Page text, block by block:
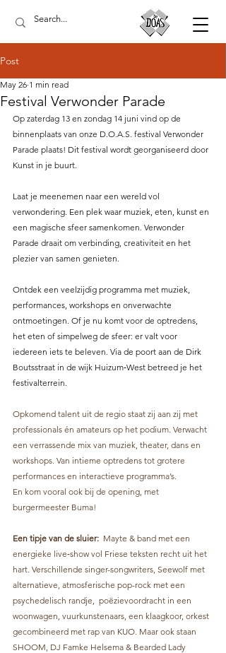
Post
Festival Verwonder Parade
May 26 1 min read
Op zaterdag 13 en zondag 14 juni vind op de
binnenplaats van onze D.O.A.S. festival Verwonder
Parade plaats! Dit festival wordt georganiseerd door
Kunst in je buurt.
Laat je meenemen naar een wereld vol
verwondering. Een plek waar muziek, eten, kunst en
een magische sfeer samenkomen. Verwonder
Parade draait om verbinding, creativiteit en het
plezier van samen genieten.
Ontdek een veelzijdig programma met muziek,
performances, workshops en onverwachte
ontmoetingen. Of je nu komt voor de optredens,
het eten of simpelweg de sfeer: er valt voor
iedereen iets te beleven. Via de poort aan de Dirk
Boutsstraat in de wijk Huizum‑West betreed je het
festivalterrein.
Opkomend talent uit de regio staat zij aan zij met
professionals én amateurs op het podium. Verwacht
een verrassende mix van muziek, theater, dans en
workshops. Van intieme optredens tot grotere
performances en interactieve programma’s.
En kom vooral ook bij de opening, met
burgermeester Buma!
Een tipje van de sluier: Mayte & band met een
energieke live‑show vol Friese teksten recht uit het
hart. Verschillende singer-songwriters, Seewolf met
alternatieve, atmosferische pop-rock met een
psychedelisch randje,  poëzievoordracht in een
woonwagen, vuurkunstenaars, een klaagkoor, orkest
gecombineerd met rap van KUO. Maar ook staan
SHOOM, DJ Famke Helsema & Bearded Lady